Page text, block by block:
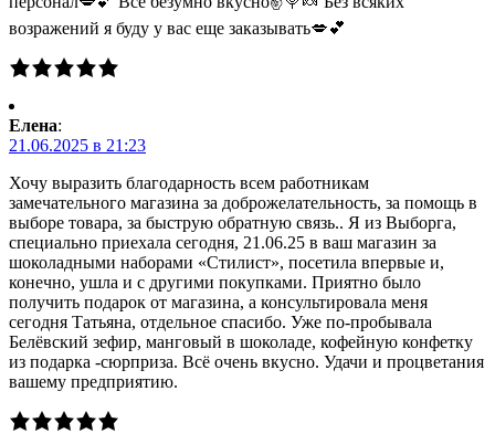
возражений я буду у вас еще заказывать💋💕
Елена:
21.06.2025 в 21:23
Хочу выразить благодарность всем работникам
замечательного магазина за доброжелательность, за помощь в
выборе товара, за быструю обратную связь.. Я из Выборга,
специально приехала сегодня, 21.06.25 в ваш магазин за
шоколадными наборами «Стилист», посетила впервые и,
конечно, ушла и с другими покупками. Приятно было
получить подарок от магазина, а консультировала меня
сегодня Татьяна, отдельное спасибо. Уже по-пробывала
Белёвский зефир, манговый в шоколаде, кофейную конфетку
из подарка -сюрприза. Всё очень вкусно. Удачи и процветания
вашему предприятию.